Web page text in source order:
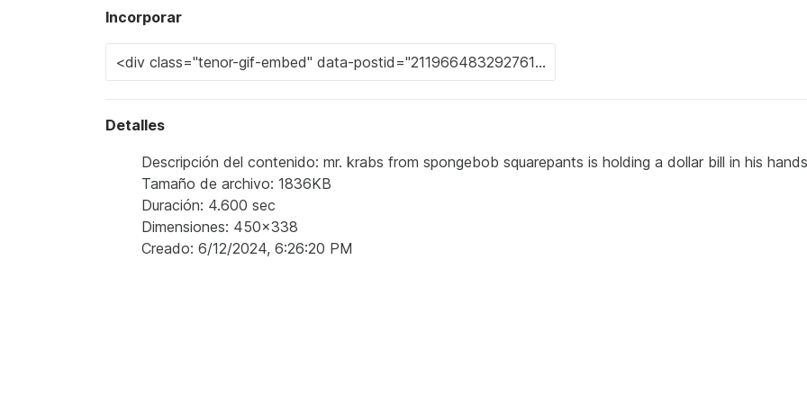
Incorporar
Detalles
Descripción del contenido: mr. krabs from spongebob squarepants is holding a dollar bill in his
Tamaño de archivo: 1836KB
Duración: 4.600 sec
Dimensiones: 450x338
Creado: 6/12/2024, 6:26:20 PM